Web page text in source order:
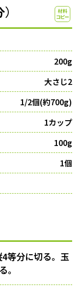
200g
大さじ2
1/2個(約700g)
1カップ
100g
1個
等分に切る。玉
。